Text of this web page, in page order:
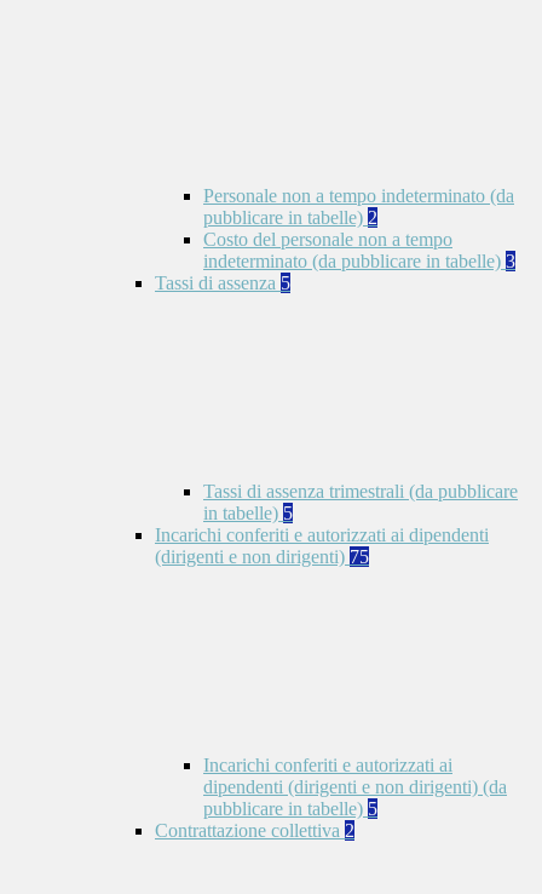
Personale non a tempo indeterminato (da
pubblicare in tabelle) 2
Costo del personale non a tempo
indeterminato (da pubblicare in tabelle) 3
Tassi di assenza 5
Tassi di assenza trimestrali (da pubblicare
in tabelle) 5
Incarichi conferiti e autorizzati ai dipendenti
(dirigenti e non dirigenti) 75
Incarichi conferiti e autorizzati ai
dipendenti (dirigenti e non dirigenti) (da
pubblicare in tabelle) 5
Contrattazione collettiva 2